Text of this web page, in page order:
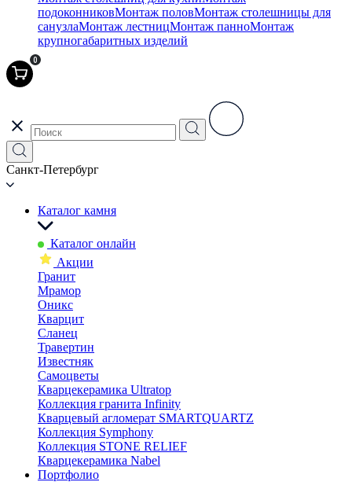
подоконниковМонтаж половМонтаж столешницы для
санузлаМонтаж лестницМонтаж панноМонтаж
крупногабаритных изделий
0
Санкт-Петербург
Каталог камня
Каталог онлайн
Акции
Гранит
Мрамор
Оникс
Кварцит
Сланец
Травертин
Известняк
Самоцветы
Кварцекерамика Ultratop
Коллекция гранита Infinity
Кварцевый агломерат SMARTQUARTZ
Коллекция Symphony
Коллекция STONE RELIEF
Кварцекерамика Nabel
Портфолио